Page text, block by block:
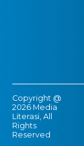
Copyright @
2026 Media
Literasi, All
Rights
Reserved